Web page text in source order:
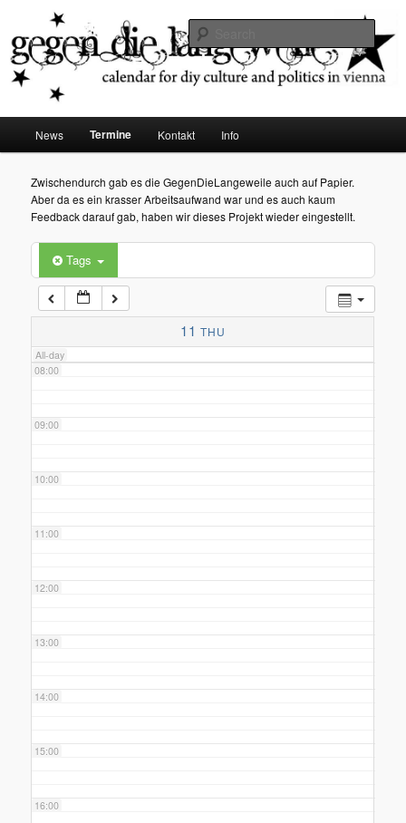
Gegen die Langeweile
diy dates vienna
Skip
to
primary
content
News Termine Kontakt Info
Zwischendurch gab es die GegenDieLangeweile auch auf Papier.
Aber da es ein krasser Arbeitsaufwand war und es auch kaum
Feedback darauf gab, haben wir dieses Projekt wieder eingestellt.
Tags
11 THU
All-day
02:00
03:00
04:00
05:00
06:00
07:00
08:00
09:00
10:00
11:00
12:00
13:00
14:00
15:00
16:00